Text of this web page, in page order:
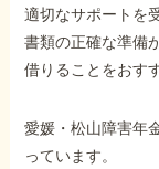
適切なサポートを
書類の正確な準備
借りることをおす
愛媛・松山障害年
っています。